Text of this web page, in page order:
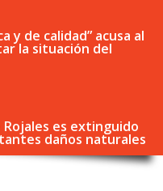
y de calidad” acusa al
la situación del
Rojales es extinguido
daños naturales